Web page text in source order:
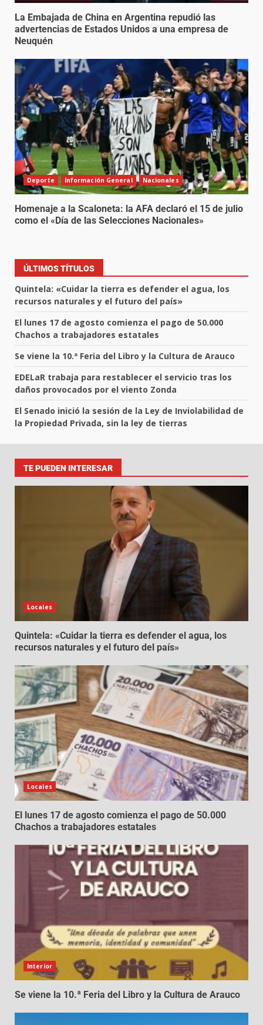
La Embajada de China en Argentina repudió las
advertencias de Estados Unidos a una empresa de
Neuquén
Deporte Información General Nacionales
Homenaje a la Scaloneta: la AFA declaró el 15 de julio
como el «Día de las Selecciones Nacionales»
ÚLTIMOS TÍTULOS
Quintela: «Cuidar la tierra es defender el agua, los
recursos naturales y el futuro del país»
El lunes 17 de agosto comienza el pago de 50.000
Chachos a trabajadores estatales
Se viene la 10.ª Feria del Libro y la Cultura de Arauco
EDELaR trabaja para restablecer el servicio tras los
daños provocados por el viento Zonda
El Senado inició la sesión de la Ley de Inviolabilidad de
la Propiedad Privada, sin la ley de tierras
TE PUEDEN INTERESAR
Locales
Quintela: «Cuidar la tierra es defender el agua, los
recursos naturales y el futuro del país»
Locales
El lunes 17 de agosto comienza el pago de 50.000
Chachos a trabajadores estatales
Interior
Se viene la 10.ª Feria del Libro y la Cultura de Arauco